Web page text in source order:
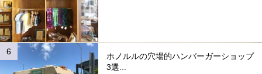
ホノルルの穴場的ハンバーガーショップ
3選...